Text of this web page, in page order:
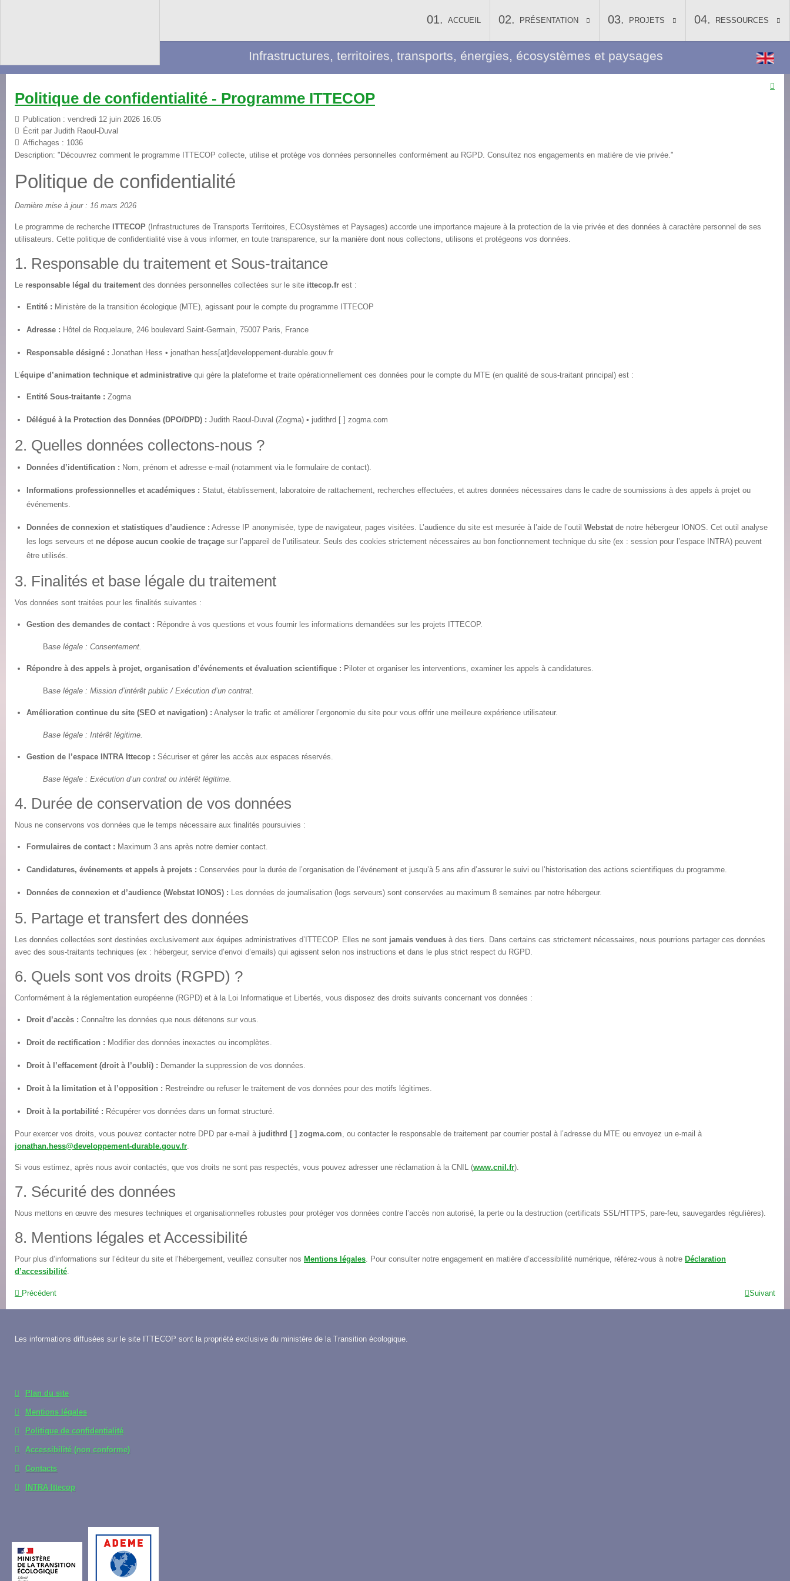
ACCUEIL PRÉSENTATION PROJETS RESSOURCES
Infrastructures, territoires, transports, énergies, écosystèmes et paysages
Politique de confidentialité - Programme ITTECOP
Publication : vendredi 12 juin 2026 16:05
Écrit par Judith Raoul-Duval
Affichages : 1036
Description: "Découvrez comment le programme ITTECOP collecte, utilise et protège vos données personnelles conformément au RGPD. Consultez nos engagements en matière de vie privée."
Politique de confidentialité
Dernière mise à jour : 16 mars 2026
Le programme de recherche ITTECOP (Infrastructures de Transports Territoires, ECOsystèmes et Paysages) accorde une importance majeure à la protection de la vie privée et des données à caractère personnel de ses
utilisateurs. Cette politique de confidentialité vise à vous informer, en toute transparence, sur la manière dont nous collectons, utilisons et protégeons vos données.
1. Responsable du traitement et Sous-traitance
Le responsable légal du traitement des données personnelles collectées sur le site ittecop.fr est :
Entité : Ministère de la transition écologique (MTE), agissant pour le compte du programme ITTECOP
Adresse : Hôtel de Roquelaure, 246 boulevard Saint-Germain, 75007 Paris, France
Responsable désigné : Jonathan Hess • jonathan.hess[at]developpement-durable.gouv.fr
L’équipe d’animation technique et administrative qui gère la plateforme et traite opérationnellement ces données pour le compte du MTE (en qualité de sous-traitant principal) est :
Entité Sous-traitante : Zogma
Délégué à la Protection des Données (DPO/DPD) : Judith Raoul-Duval (Zogma) • judithrd [ ] zogma.com
2. Quelles données collectons-nous ?
Données d’identification : Nom, prénom et adresse e-mail (notamment via le formulaire de contact).
Informations professionnelles et académiques : Statut, établissement, laboratoire de rattachement, recherches effectuées, et autres données nécessaires dans le cadre de soumissions à des appels à projet ou
événements.
Données de connexion et statistiques d’audience : Adresse IP anonymisée, type de navigateur, pages visitées. L’audience du site est mesurée à l’aide de l’outil Webstat de notre hébergeur IONOS. Cet outil analyse
les logs serveurs et ne dépose aucun cookie de traçage sur l’appareil de l’utilisateur. Seuls des cookies strictement nécessaires au bon fonctionnement technique du site (ex : session pour l’espace INTRA) peuvent
être utilisés.
3. Finalités et base légale du traitement
Vos données sont traitées pour les finalités suivantes :
Gestion des demandes de contact : Répondre à vos questions et vous fournir les informations demandées sur les projets ITTECOP.
Base légale : Consentement.
Répondre à des appels à projet, organisation d’événements et évaluation scientifique : Piloter et organiser les interventions, examiner les appels à candidatures.
Base légale : Mission d’intérêt public / Exécution d’un contrat.
Amélioration continue du site (SEO et navigation) : Analyser le trafic et améliorer l’ergonomie du site pour vous offrir une meilleure expérience utilisateur.
Base légale : Intérêt légitime.
Gestion de l’espace INTRA Ittecop : Sécuriser et gérer les accès aux espaces réservés.
Base légale : Exécution d’un contrat ou intérêt légitime.
4. Durée de conservation de vos données
Nous ne conservons vos données que le temps nécessaire aux finalités poursuivies :
Formulaires de contact : Maximum 3 ans après notre dernier contact.
Candidatures, événements et appels à projets : Conservées pour la durée de l’organisation de l’événement et jusqu’à 5 ans afin d’assurer le suivi ou l’historisation des actions scientifiques du programme.
Données de connexion et d’audience (Webstat IONOS) : Les données de journalisation (logs serveurs) sont conservées au maximum 8 semaines par notre hébergeur.
5. Partage et transfert des données
Les données collectées sont destinées exclusivement aux équipes administratives d’ITTECOP. Elles ne sont jamais vendues à des tiers. Dans certains cas strictement nécessaires, nous pourrions partager ces données
avec des sous-traitants techniques (ex : hébergeur, service d’envoi d’emails) qui agissent selon nos instructions et dans le plus strict respect du RGPD.
6. Quels sont vos droits (RGPD) ?
Conformément à la réglementation européenne (RGPD) et à la Loi Informatique et Libertés, vous disposez des droits suivants concernant vos données :
Droit d’accès : Connaître les données que nous détenons sur vous.
Droit de rectification : Modifier des données inexactes ou incomplètes.
Droit à l’effacement (droit à l’oubli) : Demander la suppression de vos données.
Droit à la limitation et à l’opposition : Restreindre ou refuser le traitement de vos données pour des motifs légitimes.
Droit à la portabilité : Récupérer vos données dans un format structuré.
Pour exercer vos droits, vous pouvez contacter notre DPD par e-mail à judithrd [ ] zogma.com, ou contacter le responsable de traitement par courrier postal à l’adresse du MTE ou envoyez un e-mail à
jonathan.hess@developpement-durable.gouv.fr.
Si vous estimez, après nous avoir contactés, que vos droits ne sont pas respectés, vous pouvez adresser une réclamation à la CNIL (www.cnil.fr).
7. Sécurité des données
Nous mettons en œuvre des mesures techniques et organisationnelles robustes pour protéger vos données contre l’accès non autorisé, la perte ou la destruction (certificats SSL/HTTPS, pare-feu, sauvegardes régulières).
8. Mentions légales et Accessibilité
Pour plus d’informations sur l’éditeur du site et l’hébergement, veuillez consulter nos Mentions légales. Pour consulter notre engagement en matière d’accessibilité numérique, référez-vous à notre Déclaration
d’accessibilité.
Précédent Suivant
Les informations diffusées sur le site ITTECOP sont la propriété exclusive du ministère de la Transition écologique.
Plan du site
Mentions légales
Politique de confidentialité
Accessibilité (non conforme)
Contacts
INTRA Ittecop